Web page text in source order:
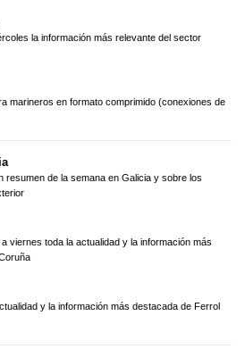
la información más relevante del sector
marineros en formato comprimido (conexiones de
resumen de la semana en Galicia y sobre los
viernes toda la actualidad y la información más
y la información más destacada de Ferrol